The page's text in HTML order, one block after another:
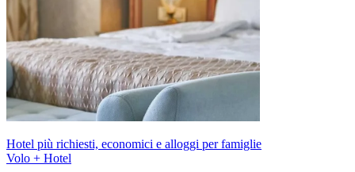
Hotel più richiesti, economici e alloggi per famiglie
Volo + Hotel